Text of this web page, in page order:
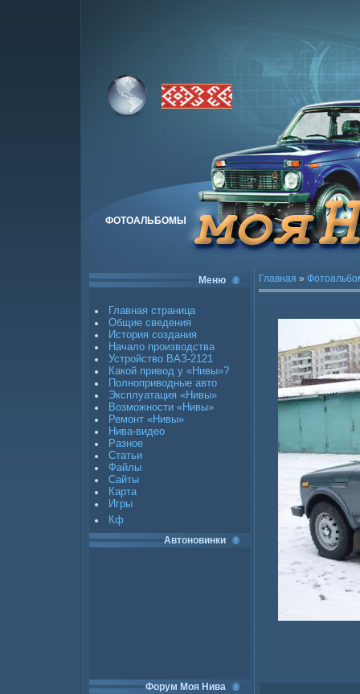
ФОТОАЛЬБОМЫ
Меню
Главная страница
Общие сведения
История создания
Начало производства
Устройство ВАЗ-2121
Какой привод у «Нивы»?
Полноприводные авто
Эксплуатация «Нивы»
Возможности «Нивы»
Ремонт «Нивы»
Нива-видео
Разное
Статьи
Файлы
Сайты
Карта
Игры
Кф
Автоновинки
Форум Моя Нива
Главная »